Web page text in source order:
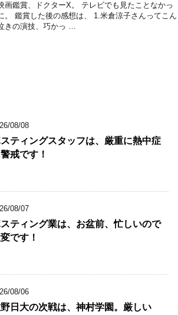
画鑑賞、ドクターX。 テレビでも見たことなかっ
。 鑑賞した後の感想は、 1.米倉涼子さんってこん
きの演技、巧かっ …
08/08
ティングスタッフは、厳重に熱中症
戒です！
08/07
ティング業は、お盆前、忙しいので
です！
08/06
日大の次戦は、神村学園。厳しい